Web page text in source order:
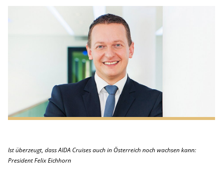
Ist überzeugt, dass AIDA Cruises auch in Österreich noch wachsen kann:
President Felix Eichhorn